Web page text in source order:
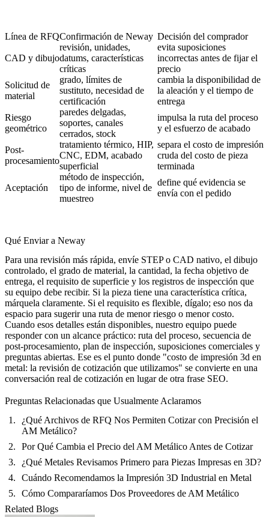
Línea de RFQConfirmación de Neway Decisión del comprador
CAD y dibujo
revisión, unidades,
datums, características
críticas
evita suposiciones
incorrectas antes de fijar el
precio
Solicitud de
material
grado, límites de
sustituto, necesidad de
certificación
cambia la disponibilidad de
la aleación y el tiempo de
entrega
Riesgo
geométrico
paredes delgadas,
soportes, canales
cerrados, stock
impulsa la ruta del proceso
y el esfuerzo de acabado
Post-
procesamiento
tratamiento térmico, HIP,
CNC, EDM, acabado
superficial
separa el costo de impresión
cruda del costo de pieza
terminada
Aceptación
método de inspección,
tipo de informe, nivel de
muestreo
define qué evidencia se
envía con el pedido
Qué Enviar a Neway
Para una revisión más rápida, envíe STEP o CAD nativo, el dibujo
controlado, el grado de material, la cantidad, la fecha objetivo de
entrega, el requisito de superficie y los registros de inspección que
su equipo debe recibir. Si la pieza tiene una característica crítica,
márquela claramente. Si el requisito es flexible, dígalo; eso nos da
espacio para sugerir una ruta de menor riesgo o menor costo.
Cuando esos detalles están disponibles, nuestro equipo puede
responder con un alcance práctico: ruta del proceso, secuencia de
post-procesamiento, plan de inspección, suposiciones comerciales y
preguntas abiertas. Ese es el punto donde "costo de impresión 3d en
metal: la revisión de cotización que utilizamos" se convierte en una
conversación real de cotización en lugar de otra frase SEO.
Preguntas Relacionadas que Usualmente Aclaramos
¿Qué Archivos de RFQ Nos Permiten Cotizar con Precisión el
AM Metálico?
Por Qué Cambia el Precio del AM Metálico Antes de Cotizar
¿Qué Metales Revisamos Primero para Piezas Impresas en 3D?
Cuándo Recomendamos la Impresión 3D Industrial en Metal
Cómo Compararíamos Dos Proveedores de AM Metálico
Related Blogs